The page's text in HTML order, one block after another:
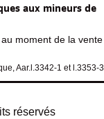
aux mineurs de
moment de la vente
Aar.l.3342-1 et l.3353-3
réservés